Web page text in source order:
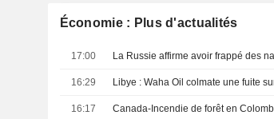
Économie : Plus d'actualités
17:00
16:29
16:17